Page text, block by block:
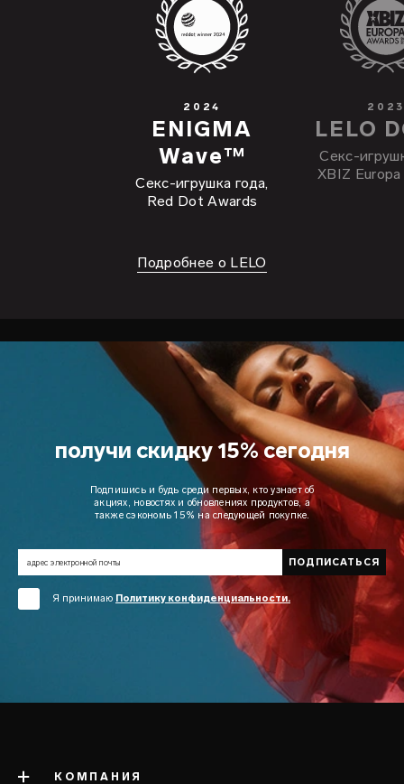
2024
ENIGMA
Wave™
Cекс-игрушка года,
Red Dot Awards
2023
LELO
Cекс-
XBIZ
Подробнее о LELO
получи скидку 15% сегодня
Подпишись и будь среди первых, кто узнает об
акциях, новостях и обновлениях продуктов, а
также сэкономь 15% на следующей покупке.
Я принимаю Политику конфиденциальности.
КОМПАНИЯ